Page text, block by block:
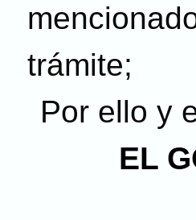
trámite;
Por ello y
EL